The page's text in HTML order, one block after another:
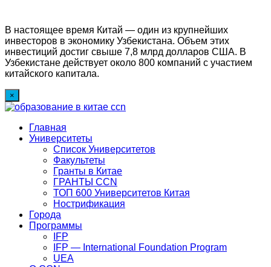
В настоящее время Китай — один из крупнейших
инвесторов в экономику Узбекистана. Объем этих
инвестиций достиг свыше 7,8 млрд долларов США. В
Узбекистане действует около 800 компаний с участием
китайского капитала.
×
Главная
Университеты
Список Университетов
Факультеты
Гранты в Китае
ГРАНТЫ ССN
ТОП 600 Университетов Китая
Нострификация
Города
Программы
IFP
IFP — International Foundation Program
UEA